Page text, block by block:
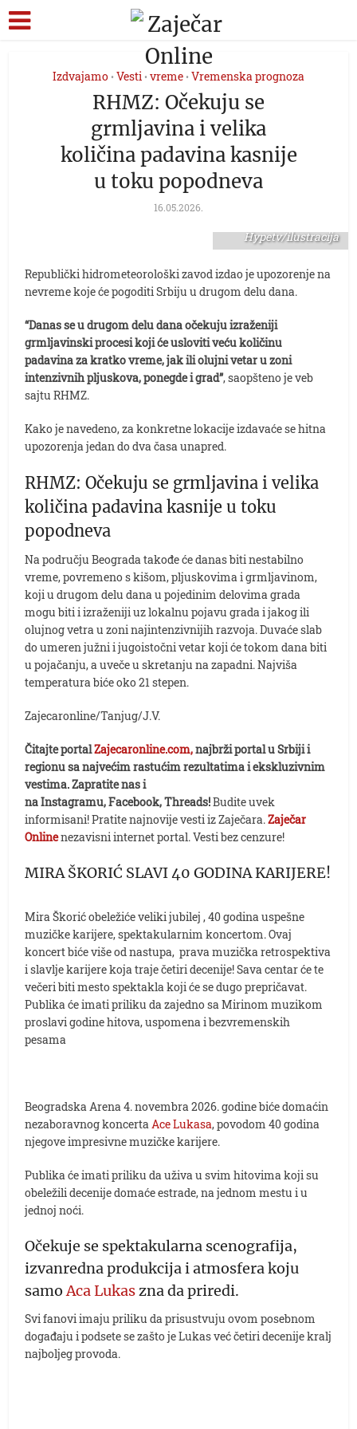
Izdvajamo • Vesti • vreme • Vremenska prognoza
RHMZ: Očekuju se
grmljavina i velika
količina padavina kasnije
u toku popodneva
16.05.2026.
Hypetv/ilustracija
Republički hidrometeorološki zavod izdao je upozorenje na
nevreme koje će pogoditi Srbiju u drugom delu dana.
“Danas se u drugom delu dana očekuju izraženiji
grmljavinski procesi koji će usloviti veću količinu
padavina za kratko vreme, jak ili olujni vetar u zoni
intenzivnih pljuskova, ponegde i grad”, saopšteno je veb
sajtu RHMZ.
Kako je navedeno, za konkretne lokacije izdavaće se hitna
upozorenja jedan do dva časa unapred.
RHMZ: Očekuju se grmljavina i velika
količina padavina kasnije u toku
popodneva
Na području Beograda takođe će danas biti nestabilno
vreme, povremeno s kišom, pljuskovima i grmljavinom,
koji u drugom delu dana u pojedinim delovima grada
mogu biti i izraženiji uz lokalnu pojavu grada i jakog ili
olujnog vetra u zoni najintenzivnijih razvoja. Duvaće slab
do umeren južni i jugoistočni vetar koji će tokom dana biti
u pojačanju, a uveče u skretanju na zapadni. Najviša
temperatura biće oko 21 stepen.
Zajecaronline/Tanjug/J.V.
Čitajte portalZajecaronline.com,najbrži portal u Srbiji i
regionu sa najvećim rastućim rezultatima i ekskluzivnim
vestima. Zapratite nas i
na Instagramu, Facebook, Threads!Budite uvek
informisani! Pratite najnovije vesti iz Zaječara.Zaječar
Onlinenezavisni internet portal. Vesti bez cenzure!
MIRA ŠKORIĆ SLAVI 40 GODINA KARIJERE!
Mira Škorić obeležiće veliki jubilej , 40 godina uspešne
muzičke karijere, spektakularnim koncertom. Ovaj
koncert biće više od nastupa, prava muzička retrospektiva
i slavlje karijere koja traje četiri decenije! Sava centar će te
večeri biti mesto spektakla koji će se dugo prepričavat.
Publika će imati priliku da zajedno sa Mirinom muzikom
proslavi godine hitova, uspomena i bezvremenskih
pesama
Beogradska Arena 4. novembra 2026. godine biće domaćin
nezaboravnog koncertaAce Lukasa, povodom 40 godina
njegove impresivne muzičke karijere.
Publika će imati priliku da uživa u svim hitovima koji su
obeležili decenije domaće estrade, na jednom mestu i u
jednoj noći.
Očekuje se spektakularna scenografija,
izvanredna produkcija i atmosfera koju
samoAca Lukaszna da priredi.
Svi fanovi imaju priliku da prisustvuju ovom posebnom
događaju i podsete se zašto je Lukas već četiri decenije kralj
najboljeg provoda.